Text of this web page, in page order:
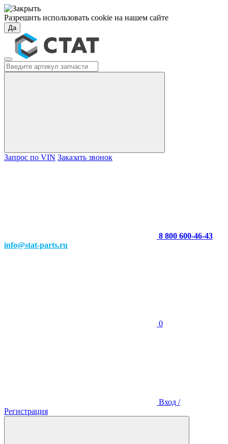
Разрешить использовать cookie на нашем сайте
Да
Запрос по VIN Заказать звонок
8 800 600-46-43
info@stat-parts.ru
0
Вход /
Регистрация